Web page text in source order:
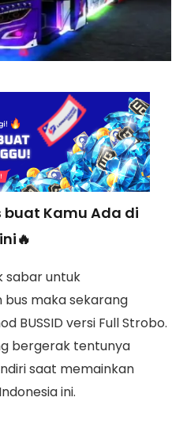
buat Kamu Ada di
sabar untuk
maka sekarang
BUSSID versi Full Strobo.
bergerak tentunya
saat memainkan
ini.